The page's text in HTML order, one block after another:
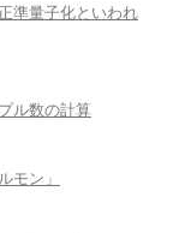
準量子化といわれ
ル数の計算
モン」